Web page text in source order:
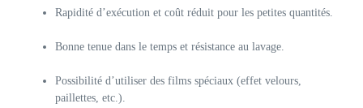
Rapidité d’exécution et coût réduit pour les petites quantités.
Bonne tenue dans le temps et résistance au lavage.
Possibilité d’utiliser des films spéciaux (effet velours,
paillettes, etc.).